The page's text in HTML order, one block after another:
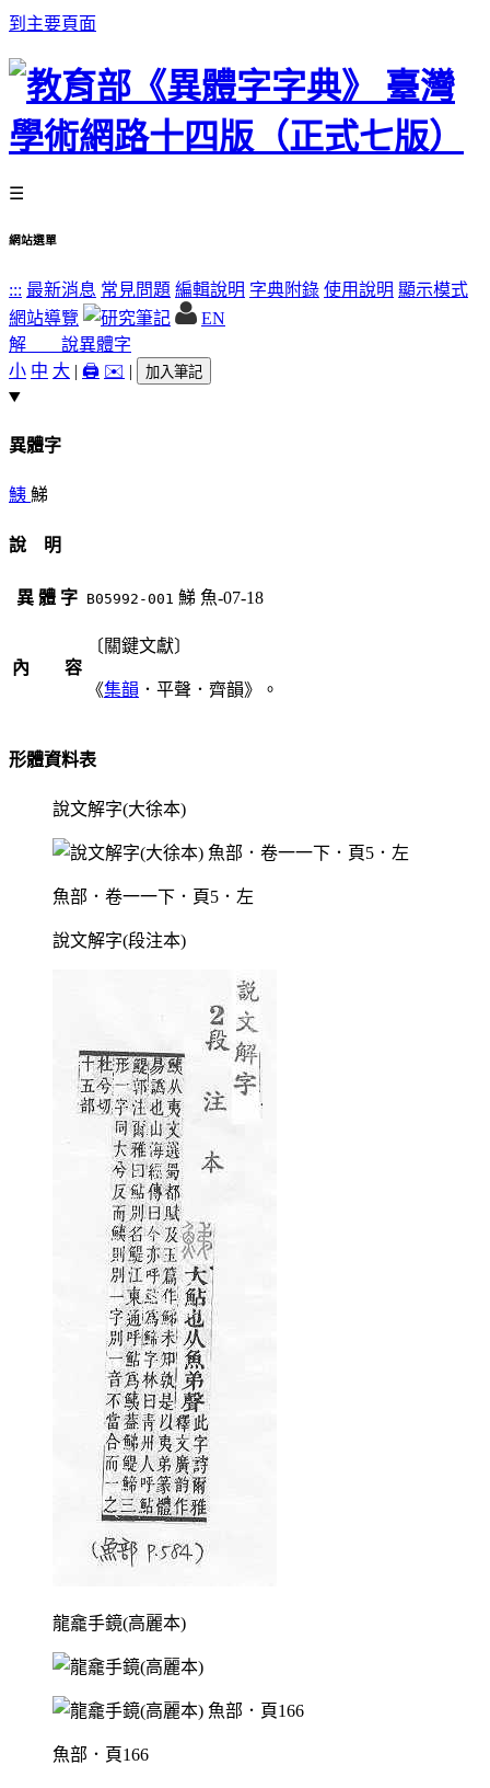
到主要頁面
☰
網站選單
::: 最新消息 常見問題 編輯說明 字典附錄 使用說明 顯示模式
網站導覽
EN
解 說異體字
小 中 大 | 🖨️ ✉️ | 加入筆記
異體字
鮧 鮷
說 明
異 體 字 B05992-001 鮷 魚-07-18
內 容
〔關鍵文獻〕
《集韻 ．平聲．齊韻》。
形體資料表
說文解字(大徐本)
魚部．卷一一下．頁5．左
說文解字(段注本)
龍龕手鏡(高麗本)
魚部．頁166